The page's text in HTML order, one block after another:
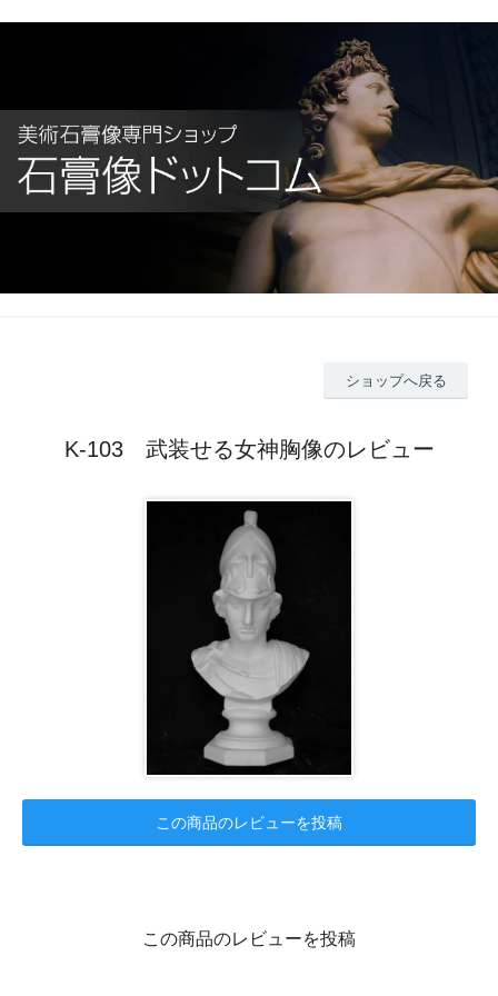
ショップへ戻る
K-103 武装せる女神胸像のレビュー
この商品のレビューを投稿
この商品のレビューを投稿